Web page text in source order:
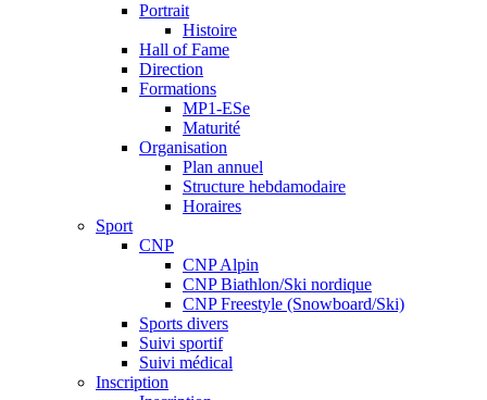
Portrait
Histoire
Hall of Fame
Direction
Formations
MP1-ESe
Maturité
Organisation
Plan annuel
Structure hebdamodaire
Horaires
Sport
CNP
CNP Alpin
CNP Biathlon/Ski nordique
CNP Freestyle (Snowboard/Ski)
Sports divers
Suivi sportif
Suivi médical
Inscription